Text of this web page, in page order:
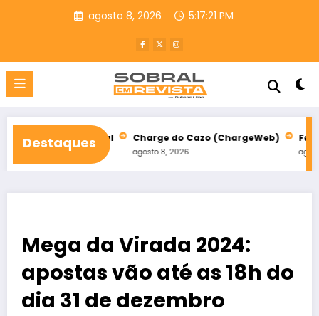
agosto 8, 2026 5:17:22 PM
Destaques
Sobral Charge do Cazo (ChargeWeb)
agosto 8, 2026
Festival da Paz
Mega da Virada 2024:
apostas vão até as 18h do
dia 31 de dezembro